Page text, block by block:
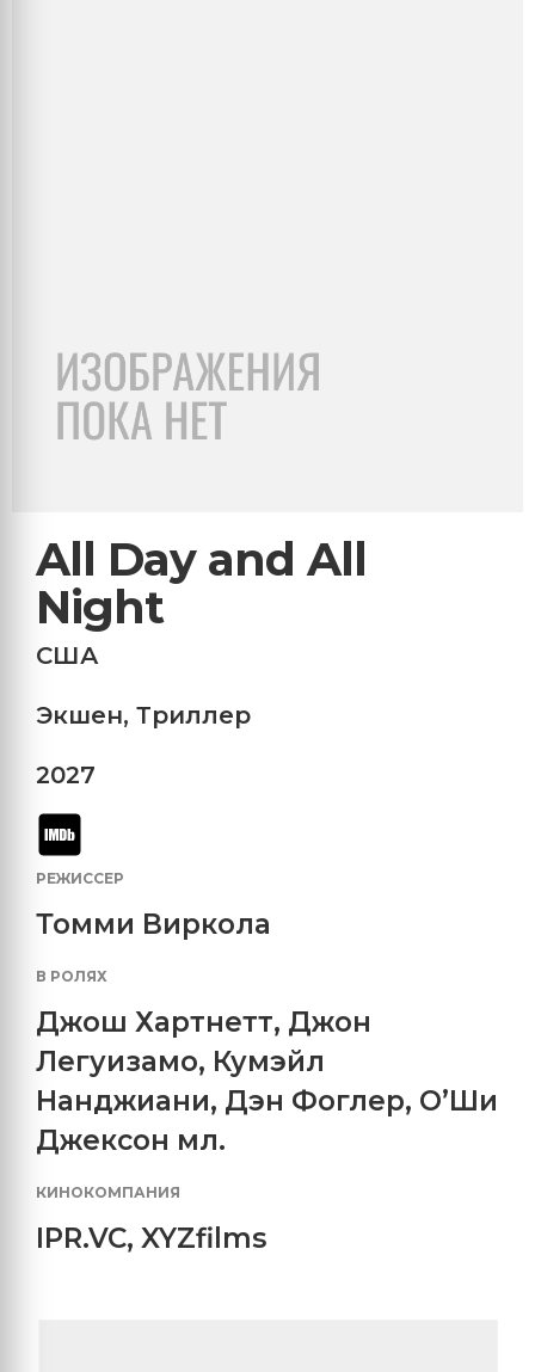
All Day and All
Night
США
Экшен, Триллер
2027
РЕЖИССЕР
Томми Виркола
В РОЛЯХ
Джош Хартнетт, Джон
Легуизамо, Кумэйл
Нанджиани, Дэн Фоглер, О’Ши
Джексон мл.
КИНОКОМПАНИЯ
IPR.VC, XYZfilms